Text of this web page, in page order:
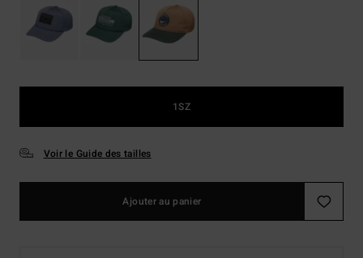
1SZ
Voir le Guide des tailles
Ajouter au panier